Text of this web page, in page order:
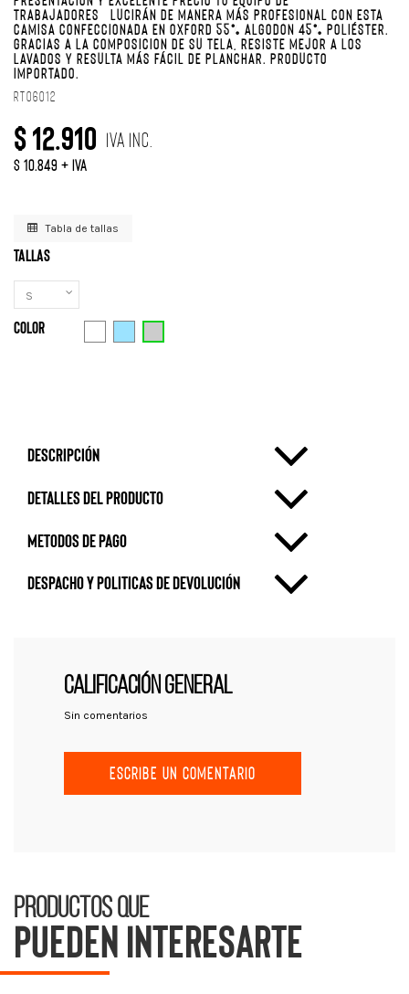
TRABAJADORES LUCIRÁN DE MANERA MÁS PROFESIONAL CON ESTA
CAMISA CONFECCIONADA EN OXFORD 55% ALGODÓN 45% POLIÉSTER.
GRACIAS A LA COMPOSICIÓN DE SU TELA, RESISTE MEJOR A LOS
LAVADOS Y RESULTA MÁS FÁCIL DE PLANCHAR. PRODUCTO
IMPORTADO.
RT06012
$ 12.910 IVA Inc.
$ 10.849 + IVA
Tabla de tallas
Tallas
Color
Descripción
Detalles del producto
metodos de pago
Despacho y politicas de devolución
CALIFICACIÓN GENERAL
Sin comentarios
ESCRIBE UN COMENTARIO
Productos que
pueden interesarte